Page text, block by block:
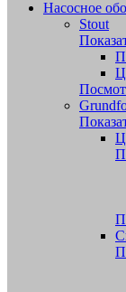
Насосное
Stout